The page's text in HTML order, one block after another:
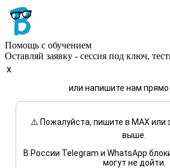
Помощь с обучением
Оставляй заявку - сессия под ключ,
x
или напишите нам прямо
⚠️ Пожалуйста, пишите в MAX или
выше.
В России Telegram и WhatsApp
могут не дойти.